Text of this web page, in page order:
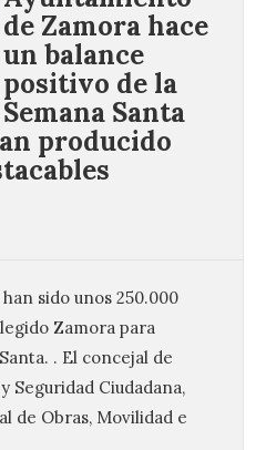
de Zamora hace
un balance
positivo de la
Semana Santa
producido
sido unos 250.000
Zamora para
. El concejal de
Seguridad Ciudadana,
de Obras, Movilidad e